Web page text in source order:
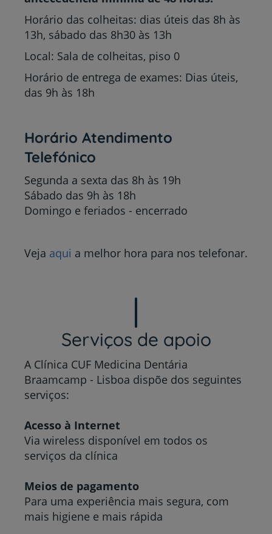
Horário das colheitas: dias úteis das 8h às
13h, sábado das 8h30 às 13h
Local: Sala de colheitas, piso 0
Horário de entrega de exames: Dias úteis,
das 9h às 18h
Horário Atendimento
Telefónico
Segunda a sexta das 8h às 19h
Sábado das 9h às 18h
Domingo e feriados - encerrado
Veja aqui a melhor hora para nos telefonar.
Serviços de apoio
A Clínica CUF Medicina Dentária
Braamcamp - Lisboa dispõe dos seguintes
serviços:
Acesso à Internet
Via wireless disponível em todos os
serviços da clínica
Meios de pagamento
Para uma experiência mais segura, com
mais higiene e mais rápida